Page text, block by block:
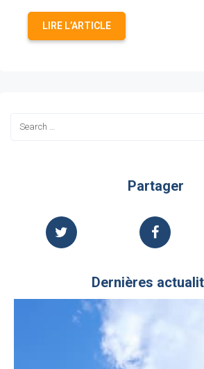
LIRE L’ARTICLE
Partager
Dernières